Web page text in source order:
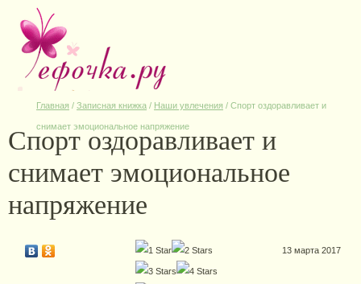
Главная / Записная книжка / Наши увлечения / Спорт оздоравливает и
снимает эмоциональное напряжение
Спорт оздоравливает и
снимает эмоциональное
напряжение
13 марта 2017